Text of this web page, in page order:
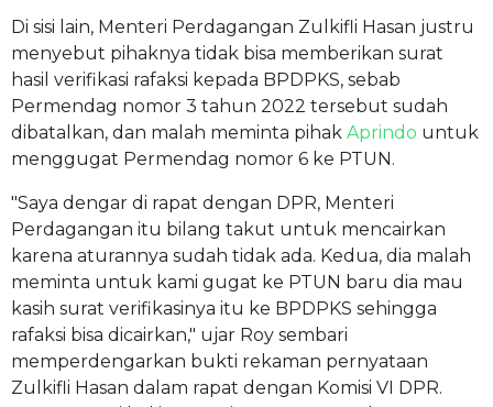
Di sisi lain, Menteri Perdagangan Zulkifli Hasan justru
menyebut pihaknya tidak bisa memberikan surat
hasil verifikasi rafaksi kepada BPDPKS, sebab
Permendag nomor 3 tahun 2022 tersebut sudah
dibatalkan, dan malah meminta pihak Aprindo untuk
menggugat Permendag nomor 6 ke PTUN.
"Saya dengar di rapat dengan DPR, Menteri
Perdagangan itu bilang takut untuk mencairkan
karena aturannya sudah tidak ada. Kedua, dia malah
meminta untuk kami gugat ke PTUN baru dia mau
kasih surat verifikasinya itu ke BPDPKS sehingga
rafaksi bisa dicairkan," ujar Roy sembari
memperdengarkan bukti rekaman pernyataan
Zulkifli Hasan dalam rapat dengan Komisi VI DPR.